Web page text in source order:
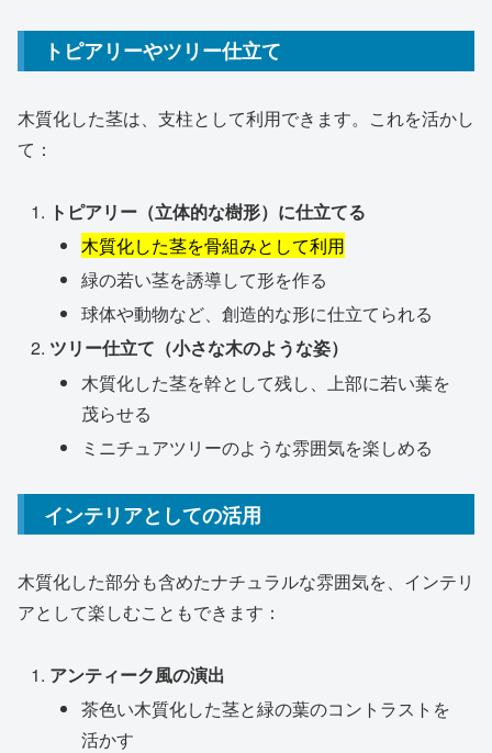
トピアリーやツリー仕立て
木質化した茎は、支柱として利用できます。これを活かし
て：
トピアリー（立体的な樹形）に仕立てる
木質化した茎を骨組みとして利用
緑の若い茎を誘導して形を作る
球体や動物など、創造的な形に仕立てられる
ツリー仕立て（小さな木のような姿）
木質化した茎を幹として残し、上部に若い葉を
茂らせる
ミニチュアツリーのような雰囲気を楽しめる
インテリアとしての活用
木質化した部分も含めたナチュラルな雰囲気を、インテリ
アとして楽しむこともできます：
アンティーク風の演出
茶色い木質化した茎と緑の葉のコントラストを
活かす